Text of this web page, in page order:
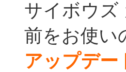
サイボウズ
前をお使い
アップデー